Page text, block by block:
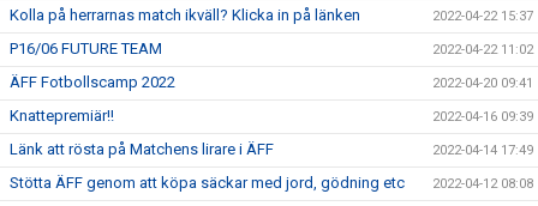
Kolla på herrarnas match ikväll? Klicka in på länken 2022-04-22 15:37
P16/06 FUTURE TEAM 2022-04-22 11:02
ÄFF Fotbollscamp 2022 2022-04-20 09:41
Knattepremiär!! 2022-04-16 09:39
Länk att rösta på Matchens lirare i ÄFF 2022-04-14 17:49
Stötta ÄFF genom att köpa säckar med jord, gödning etc 2022-04-12 08:08